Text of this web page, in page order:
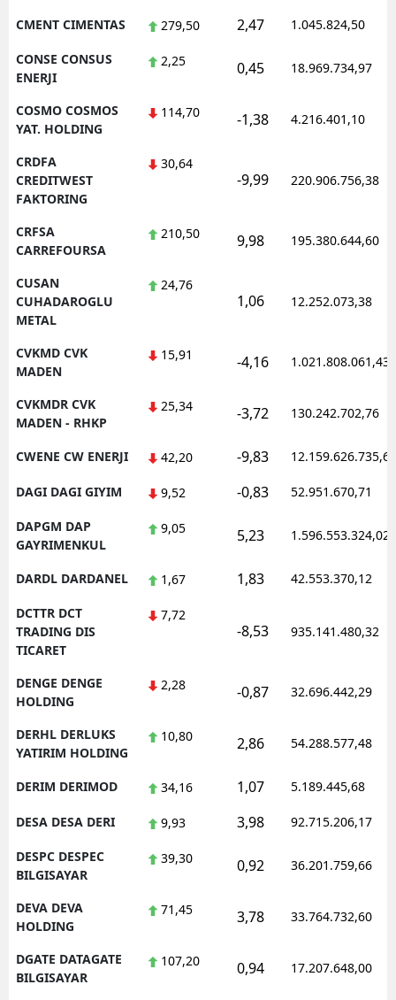
CMENT CIMENTAS 279,50 2,47 1.045.824,50
CONSE CONSUS
ENERJI
2,25 0,45 18.969.734,97
COSMO COSMOS
YAT. HOLDING
114,70 -1,38 4.216.401,10
CRDFA
CREDITWEST
FAKTORING
30,64
-9,99 220.906.756,38
CRFSA
CARREFOURSA
210,50 9,98 195.380.644,60
CUSAN
CUHADAROGLU
METAL
24,76
1,06 12.252.073,38
CVKMD CVK
MADEN
15,91 -4,16 1.021.808.061,43
CVKMDR CVK
MADEN - RHKP
25,34 -3,72 130.242.702,76
CWENE CW ENERJI 42,20 -9,83 12.159.626.735,62
DAGI DAGI GIYIM 9,52 -0,83 52.951.670,71
DAPGM DAP
GAYRIMENKUL
9,05 5,23 1.596.553.324,02
DARDL DARDANEL 1,67 1,83 42.553.370,12
DCTTR DCT
TRADING DIS
TICARET
7,72
-8,53 935.141.480,32
DENGE DENGE
HOLDING
2,28 -0,87 32.696.442,29
DERHL DERLUKS
YATIRIM HOLDING
10,80 2,86 54.288.577,48
DERIM DERIMOD 34,16 1,07 5.189.445,68
DESA DESA DERI 9,93 3,98 92.715.206,17
DESPC DESPEC
BILGISAYAR
39,30 0,92 36.201.759,66
DEVA DEVA
HOLDING
71,45 3,78 33.764.732,60
DGATE DATAGATE
BILGISAYAR
107,20 0,94 17.207.648,00